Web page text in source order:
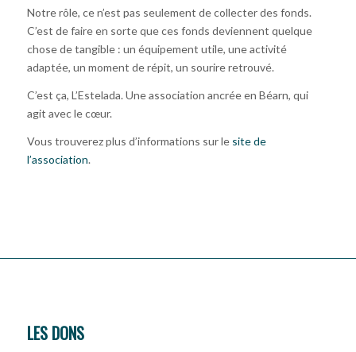
Notre rôle, ce n’est pas seulement de collecter des fonds.
C’est de faire en sorte que ces fonds deviennent quelque
chose de tangible : un équipement utile, une activité
adaptée, un moment de répit, un sourire retrouvé.
C’est ça, L’Estelada. Une association ancrée en Béarn, qui
agit avec le cœur.
Vous trouverez plus d’informations sur le site de
l’association.
LES DONS